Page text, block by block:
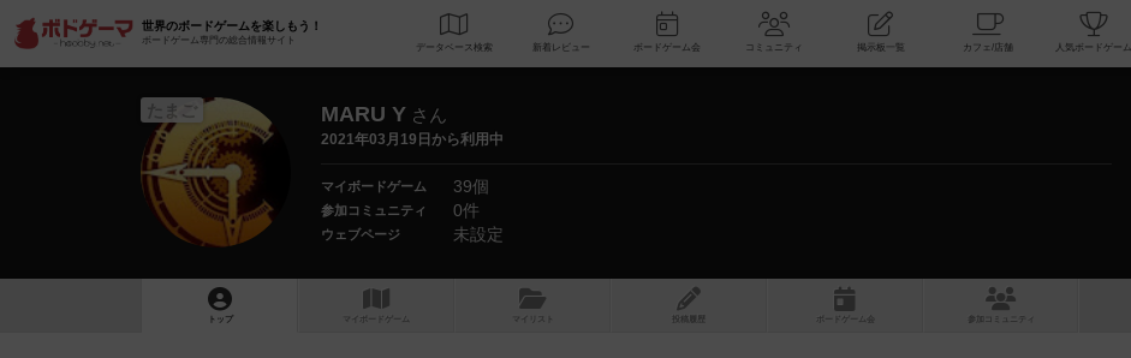
世界のボードゲームを楽しもう！
ボードゲーム専門の総合情報サイト
データベース 検索 新着レビュー ボードゲーム会 コミュニティ 掲示板一覧 カフェ/店舗
たまご MARU Y さん
2021年03月19日から利用中
マイボードゲーム 39個
参加コミュニティ 0件
ウェブページ 未設定
トップ マイボードゲーム マイリスト 投稿履歴 ボ ドゲ ーム コミュニティ